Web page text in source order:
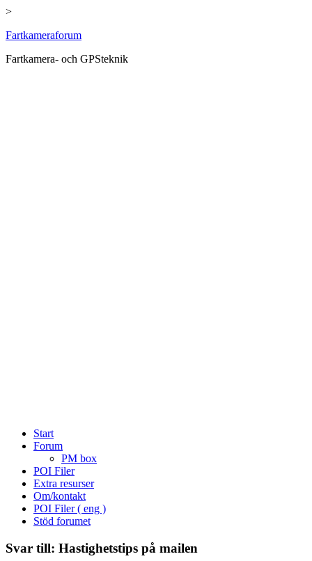
>
Hoppa
innehåll
Fartkameraforum
Fartkamera- och GPSteknik
Start
Forum
PM box
POI Filer
Extra resurser
Om/kontakt
POI Filer ( eng )
Stöd forumet
Svar till: Hastighetstips på mailen